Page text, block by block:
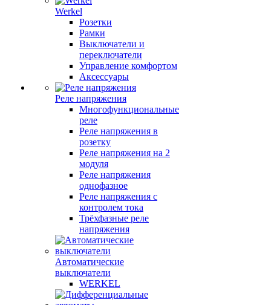
Werkel
Розетки
Рамки
Выключатели и
переключатели
Управление комфортом
Аксессуары
Реле напряжения
Многофункциональные
реле
Реле напряжения в
розетку
Реле напряжения на 2
модуля
Реле напряжения
однофазное
Реле напряжения с
контролем тока
Трёхфазные реле
напряжения
Автоматические
выключатели
WERKEL